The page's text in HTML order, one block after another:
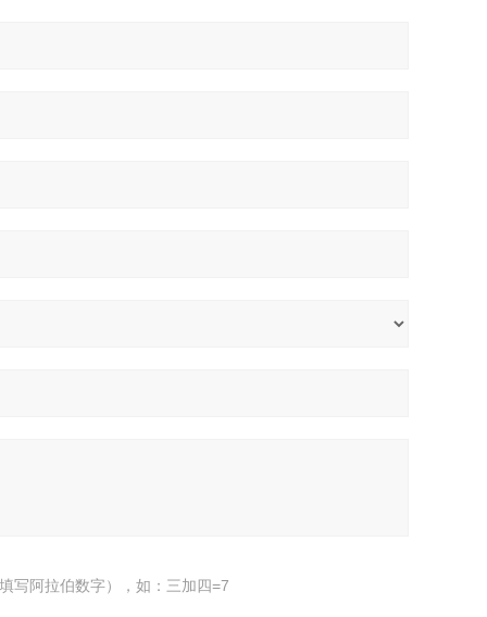
写阿拉伯数字），如：三加四=7